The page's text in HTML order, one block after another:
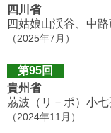
四川省
四姑娘山渓谷、中路
（2025年7月）
第95回
貴州省
茘波（リ－ポ）小
（2024年11月）